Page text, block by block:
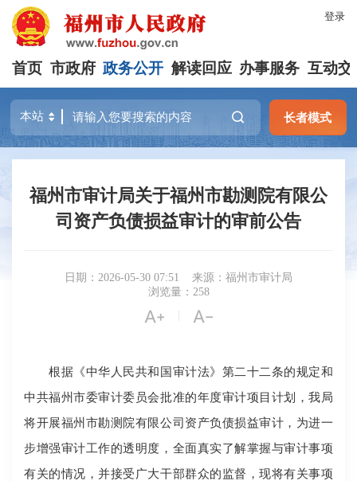
登录
首页 市政府 政务公开 解读回应 办事服务 互动交
长者模式
福州市审计局关于福州市勘测院有限公
司资产负债损益审计的审前公告
日期：2026-05-30 07:51
来源：福州市审计局
浏览量：258
 | 
根据《中华人民共和国审计法》第二十二条的规定和
中共福州市委审计委员会批准的年度审计项目计划，我局
将开展福州市勘测院有限公司资产负债损益审计，为进一
步增强审计工作的透明度，全面真实了解掌握与审计事项
有关的情况，并接受广大干部群众的监督，现将有关事项